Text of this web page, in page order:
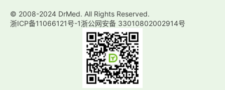
© 2008-2024 DrMed. All Rights Reserved.
浙ICP备11066121号-1浙公网安备 33010802002914号